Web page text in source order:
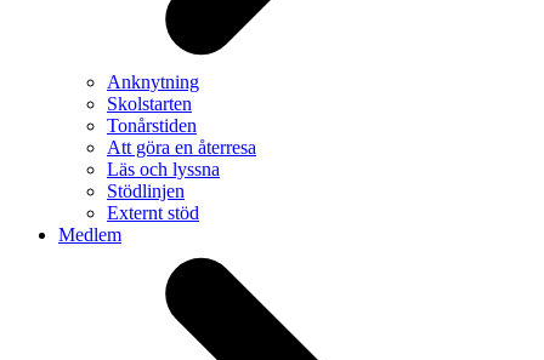
Anknytning
Skolstarten
Tonårstiden
Att göra en återresa
Läs och lyssna
Stödlinjen
Externt stöd
Medlem